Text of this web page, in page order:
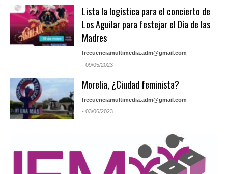
Lista la logística para el concierto de
Los Aguilar para festejar el Día de las
Madres
frecuenciamultimedia.adm@gmail.com
- 09/05/2023
Morelia, ¿Ciudad feminista?
frecuenciamultimedia.adm@gmail.com
- 03/06/2023